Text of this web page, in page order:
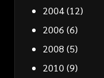
2004(12)
2006 (6)
2008 (5)
2010 (9)